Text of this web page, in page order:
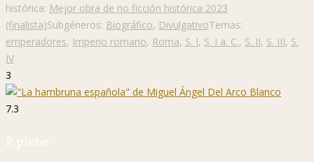
histórica: Mejor obra de no ficción histórica 2023
(finalista)Subgéneros: Biográfico, DivulgativoTemas:
emperadores, Imperio romano, Roma, S. I, S. I a. C., S. II, S. III, S.
IV
3
7.3
P. plebe